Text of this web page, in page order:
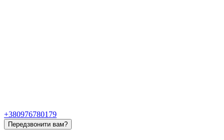
+380976780179
Передзвонити вам?